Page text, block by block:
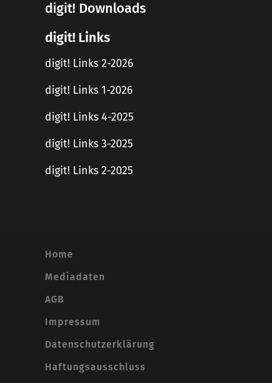
digit! Downloads
digit! Links
digit! Links 2-2026
digit! Links 1-2026
digit! Links 4-2025
digit! Links 3-2025
digit! Links 2-2025
Home
Mediadaten
AGB
Impressum
Datenschutzerklärung
Haftungsausschluss